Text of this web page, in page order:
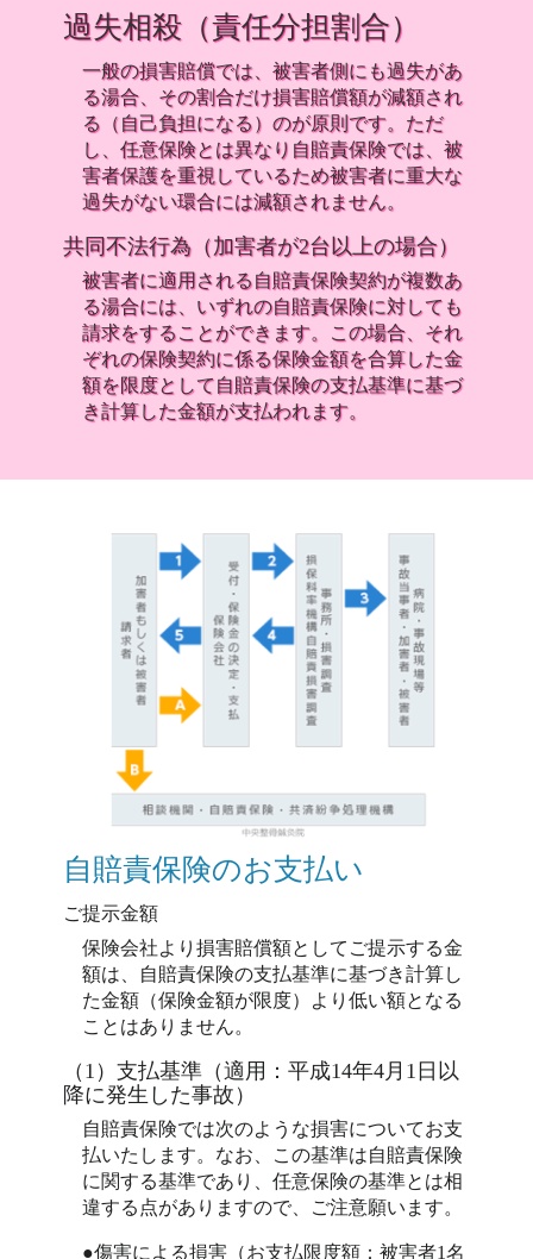
過失相殺（責任分担割合）
一般の損害賠償では、被害者側にも過失があ
る湯合、その割合だけ損害賠償額が減額され
る（自己負担になる）のが原則です。ただ
し、任意保険とは異なり自賠責保険では、被
害者保護を重視しているため被害者に重大な
過失がない環合には減額されません。
共同不法行為（加害者が2台以上の場合）
被害者に適用される自賠責保険契約が複数あ
る湯合には、いずれの自賠責保険に対しても
請求をすることができます。この場合、それ
ぞれの保険契約に係る保険金額を合算した金
額を限度として自賠責保険の支払基準に基づ
き計算した金額が支払われます。
自賠責保険のお支払い
ご提示金額
保険会社より損害賠償額としてご提示する金
額は、自賠責保険の支払基準に基づき計算し
た金額（保険金額が限度）より低い額となる
ことはありません。
（1）支払基準（適用：平成14年4月1日以
降に発生した事故）
自賠責保険では次のような損害についてお支
払いたします。なお、この基準は自賠責保険
に関する基準であり、任意保険の基準とは相
違する点がありますので、ご注意願います。
●傷害による損害（お支払限度額：被害者1名